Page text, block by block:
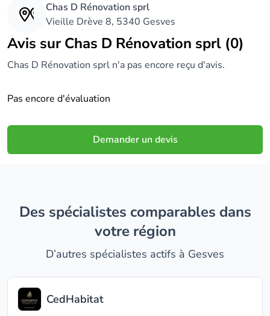
Chas D Rénovation sprl
Vieille Drève 8, 5340 Gesves
Avis sur Chas D Rénovation sprl (0)
Chas D Rénovation sprl n'a pas encore reçu d'avis.
Pas encore d'évaluation
Demander un devis
Des spécialistes comparables dans
votre région
D’autres spécialistes actifs à Gesves
CedHabitat